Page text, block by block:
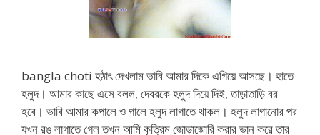
bangla choti হঠাৎ দেখলাম ভাবি আমার দিকে এগিয়ে আসছে। হাতে
হলুদ। আমার কাছে এসে বলল, দেবরকে হলুদ দিয়ে দিই, তাড়াতাড়ি বর
হবে। ভাবি আমার কপালে ও গালে হলুদ লাগাতে থাকল। হলুদ লাগানোর পর
যখন রঙ লাগাতে গেল তখন আমি কৃত্রিম জোড়াজোরি করার ভান করে তার